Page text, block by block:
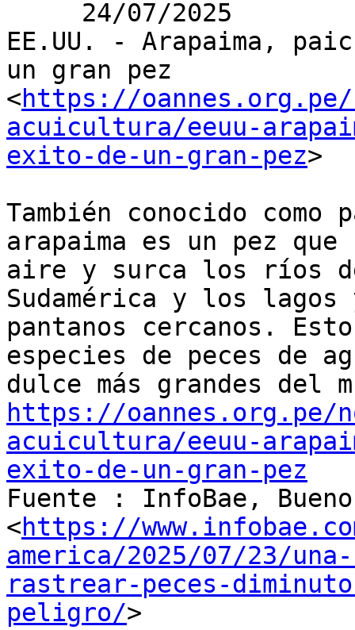
EE.UU. - Arapaima,
un gran pez
<https://
acuicultura/eeuu-
exito-de-un-gran-pez>
También conocido
arapaima es un pez
aire y surca los ríos
Sudamérica y los lagos
pantanos cercanos.
especies de peces de
https://oannes.org.pe/
acuicultura/eeuu-
exito-de-un-gran-pez
Fuente : InfoBae,
<https://
america/2025/07/23/
rastrear-peces-
peligro/>